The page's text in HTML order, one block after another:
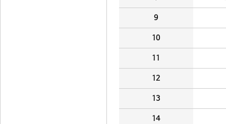
9
10
11
12
13
14